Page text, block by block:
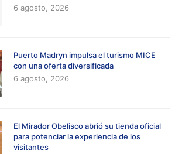
6 agosto, 2026
Puerto Madryn impulsa el turismo MICE
con una oferta diversificada
6 agosto, 2026
El Mirador Obelisco abrió su tienda oficial
para potenciar la experiencia de los
visitantes